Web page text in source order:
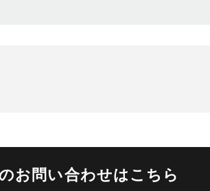
お問い合わせはこちら